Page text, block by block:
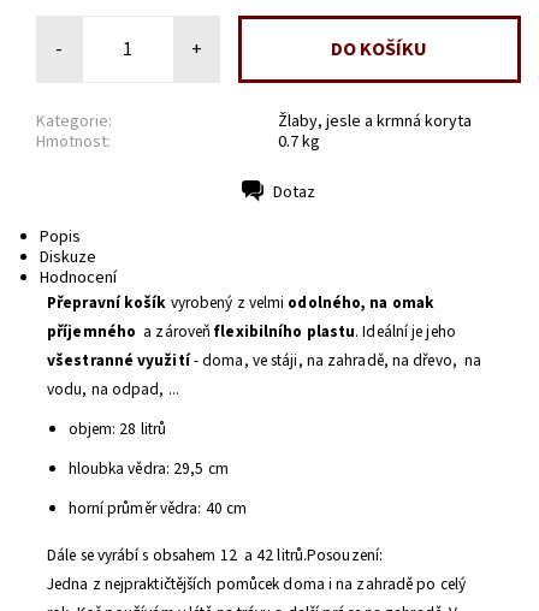
- +
Kategorie:
Žlaby, jesle a krmná koryta
Hmotnost:
0.7 kg
Dotaz
Popis
Diskuze
Hodnocení
Přepravní košík vyrobený z velmi odolného, na omak
příjemného a zároveňflexibilního plastu. Ideální je jeho
všestranné využití- doma, ve stáji, na zahradě, na dřevo, na
vodu, na odpad, ...
objem: 28 litrů
hloubka vědra: 29,5 cm
horní průměr vědra: 40 cm
Dále se vyrábí s obsahem 12 a 42 litrů.Posouzení:
Jedna z nejpraktičtějších pomůcek doma i na zahradě po celý